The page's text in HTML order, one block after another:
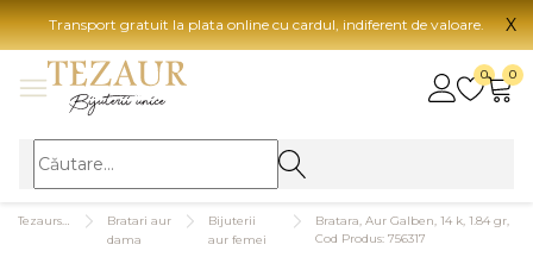
Transport gratuit la plata online cu cardul, indiferent de valoare. X
0 0
BIJUTERII
BIJUTERII FEMEI
Inele
Bratari aur
dama
Bijuterii
aur femei
Bratara, Aur Galben, 14 k, 1.84 gr,
Cod Produs: 756317